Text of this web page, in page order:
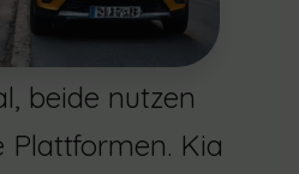
beide nutzen
Plattformen. Kia